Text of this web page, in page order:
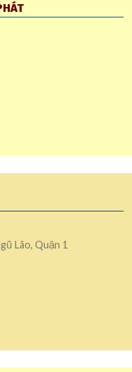
Lão, Quận 1